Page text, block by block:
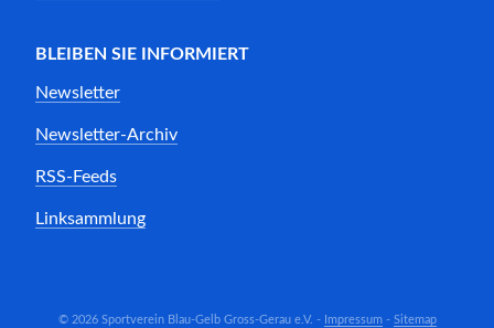
BLEIBEN SIE INFORMIERT
Newsletter
Newsletter-Archiv
RSS-Feeds
Linksammlung
© 2026 Sportverein Blau-Gelb Gross-Gerau e.V. - Impressum- Sitemap